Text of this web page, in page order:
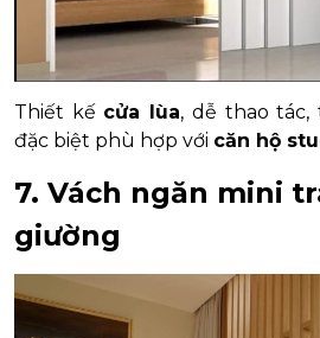
Thiết kế cửa lùa, dễ thao
đặc biệt phù hợp với căn hộ
7. Vách ngăn mini
giường